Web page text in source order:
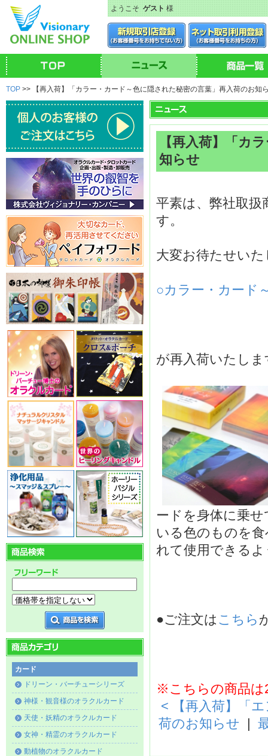
ようこそゲスト様
TOP >> 【再入荷】「カラー・カード～色に隠された秘密の言葉」再入荷のお知
カード
ドリーン・バーチューシリーズ
神様・観音様のオラクルカード
天使・妖精のオラクルカード
女神・精霊のオラクルカード
動植物のオラクルカード
【再入荷】「カ
知らせ
平素は、弊社取
す。
大変お待たせい
○カラー・カード
が再入荷いたしま
ードを身体に乗
いる色のものを
れて使用できる
●ご注文は こちら
※こちらの商品は
< 【再入荷】「
荷のお知らせ